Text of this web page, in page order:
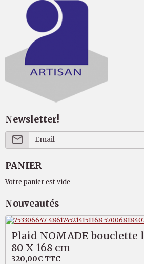
Newsletter!
PANIER
Votre panier est vide
Nouveautés
Plaid NOMADE bouclette
80 X 168 cm
320,00€ TTC